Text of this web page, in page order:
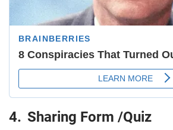
4. Sharing Form /Quiz